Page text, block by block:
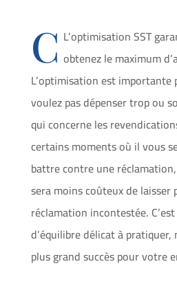
C L’optimisation SST
obtenez le maximum
L’optimisation est importante
voulez pas dépenser trop ou
qui concerne les
certains moments où il vous
battre contre une
sera moins coûteux de laisser
réclamation incontestée.
d’équilibre délicat à pratiquer,
plus grand succès pour votre